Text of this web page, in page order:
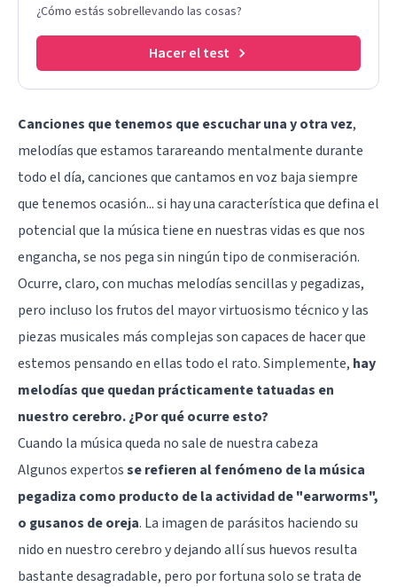
¿Cómo estás sobrellevando las cosas?
Hacer el test
Canciones que tenemos que escuchar una y otra vez,
melodías que estamos tarareando mentalmente durante
todo el día, canciones que cantamos en voz baja siempre
que tenemos ocasión... si hay una característica que defina el
potencial que la música tiene en nuestras vidas es que nos
engancha, se nos pega sin ningún tipo de conmiseración.
Ocurre, claro, con muchas melodías sencillas y pegadizas,
pero incluso los frutos del mayor virtuosismo técnico y las
piezas musicales más complejas son capaces de hacer que
estemos pensando en ellas todo el rato. Simplemente, hay
melodías que quedan prácticamente tatuadas en
nuestro cerebro. ¿Por qué ocurre esto?
Cuando la música queda no sale de nuestra cabeza
Algunos expertosse refieren al fenómeno de la música
pegadiza como producto de la actividad de "earworms",
o gusanos de oreja. La imagen de parásitos haciendo su
nido en nuestro cerebro y dejando allí sus huevos resulta
bastante desagradable, pero por fortuna solo se trata de